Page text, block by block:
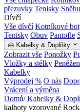
přezuvky Tenisky
Dívčí
Vše dívčí Kotníkové
Tenisky Obuv Pantofle
👜 Kabelky & Doplňky
Zobrazit vše Ponožky
Vložky a stélky
Kabelky
Výprodej % O nás
Vrácení a výměna
Domů/ Kabelky &
kalhoty vzorované